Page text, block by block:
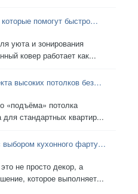
помогут быстро
уюта и зонирования
ковер работает как...
высоких потолков без
«подъёма» потолка
для стандартных квартир...
кухонного фартука,
не просто декор, а
которое выполняет...